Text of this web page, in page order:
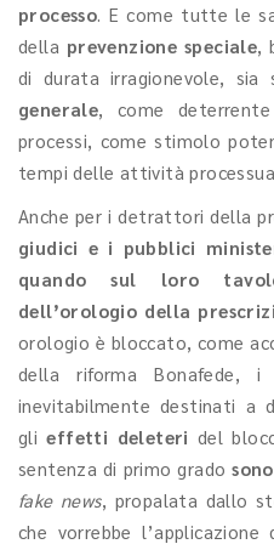
processo. E come tutte le
della prevenzione speciale,
di durata irragionevole, sia
generale, come
processi, come stimolo
tempi delle attività
Anche per i detrattori della
giudici e i pubblici
quando sul loro
dell’orologio della
orologio è bloccato, come
della riforma Bonafede,
inevitabilmente destinati a
glieffetti deleteri del
sentenza di primo grado
fake news, propalata dallo
che vorrebbe